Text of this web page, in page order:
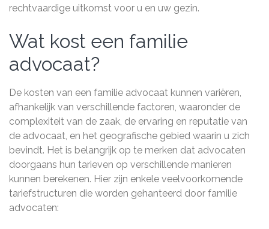
rechtvaardige uitkomst voor u en uw gezin.
Wat kost een familie
advocaat?
De kosten van een familie advocaat kunnen variëren,
afhankelijk van verschillende factoren, waaronder de
complexiteit van de zaak, de ervaring en reputatie van
de advocaat, en het geografische gebied waarin u zich
bevindt. Het is belangrijk op te merken dat advocaten
doorgaans hun tarieven op verschillende manieren
kunnen berekenen. Hier zijn enkele veelvoorkomende
tariefstructuren die worden gehanteerd door familie
advocaten: